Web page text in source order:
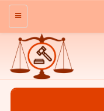
منو